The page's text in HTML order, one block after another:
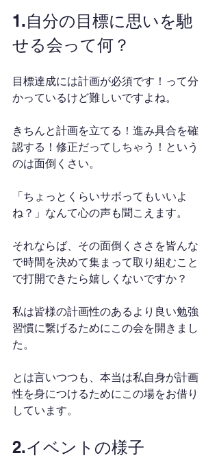
1.自分の目標に思いを馳
せる会って何？
目標達成には計画が必須です！って分
かっているけど難しいですよね。
きちんと計画を立てる！進み具合を確
認する！修正だってしちゃう！という
のは面倒くさい。
「ちょっとくらいサボってもいいよ
ね？」なんて心の声も聞こえます。
それならば、その面倒くささを皆んな
で時間を決めて集まって取り組むこと
で打開できたら嬉しくないですか？
私は皆様の計画性のあるより良い勉強
習慣に繋げるためにこの会を開きまし
た。
とは言いつつも、本当は私自身が計画
性を身につけるためにこの場をお借り
しています。
2.イベントの様子